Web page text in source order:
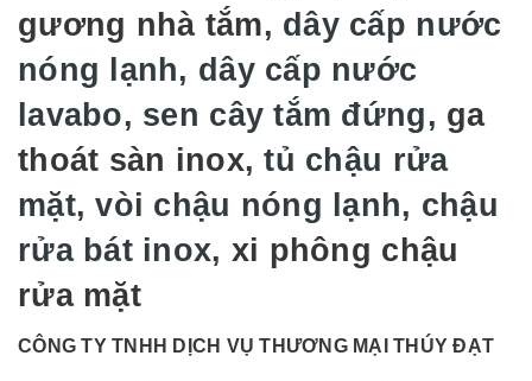
gương nhà tắm, dây cấp nước
nóng lạnh, dây cấp nước
lavabo, sen cây tắm đứng, ga
thoát sàn inox, tủ chậu rửa
mặt, vòi chậu nóng lạnh, chậu
rửa bát inox, xi phông chậu
rửa mặt
CÔNG TY TNHH DỊCH VỤ THƯƠNG MẠI THÚY ĐẠT